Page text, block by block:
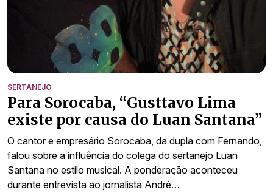
SERTANEJO
Para Sorocaba, “Gusttavo Lima
existe por causa do Luan Santana”
O cantor e empresário Sorocaba, da dupla com Fernando,
falou sobre a influência do colega do sertanejo Luan
Santana no estilo musical. A ponderação aconteceu
durante entrevista ao jornalista André…